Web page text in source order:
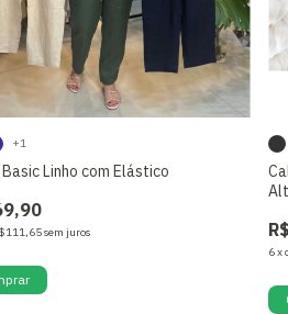
Linho com Elástico
sem juros
+1
6x